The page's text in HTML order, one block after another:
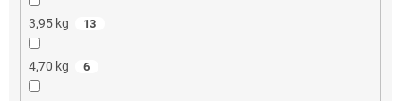
3,95 kg 13
4,70 kg 6